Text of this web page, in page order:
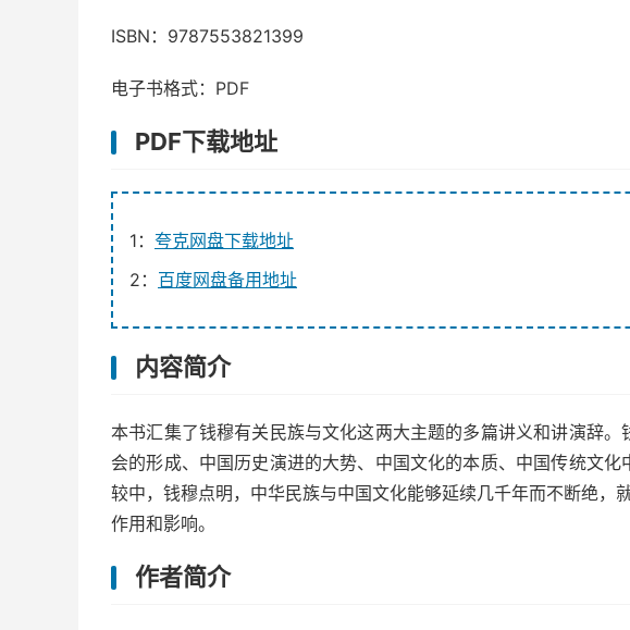
ISBN：9787553821399
电子书格式：PDF
PDF下载地址
1： 夸克网盘下载地址
2： 百度网盘备用地址
内容简介
本书汇集了钱穆有关民族与文化这两大主题的多篇讲义和讲演辞
会的形成、中国历史演进的大势、中国文化的本质、中国传统文
较中，钱穆点明，中华民族与中国文化能够延续几千年而不断绝，
作用和影响。
作者简介